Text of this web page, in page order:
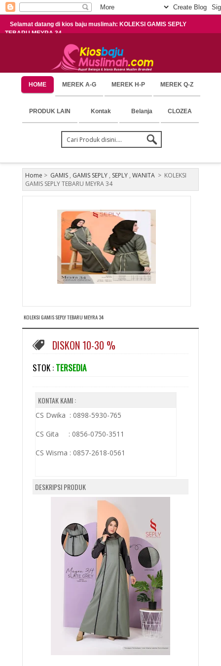
Selamat datang di kios baju muslimah: KOLEKSI GAMIS SEPLY
TEBARU MEYRA 34
HOME MEREK A-G MEREK H-P MEREK Q-Z
PRODUK LAIN Kontak Belanja CLOZEA
Home > GAMIS, GAMIS SEPLY, SEPLY, WANITA > KOLEKSI
GAMIS SEPLY TEBARU MEYRA 34
KOLEKSI GAMIS SEPLY TEBARU MEYRA 34
DISKON 10-30 %
STOK : TERSEDIA
KONTAK KAMI :
CS Dwika : 0898-5930-765
CS Gita : 0856-0750-3511
CS Wisma : 0857-2618-0561
DESKRIPSI PRODUK